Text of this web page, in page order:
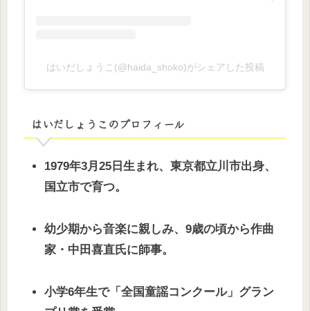
はいだしょうこ(@haida_shoko)がシェアした投稿
はいだしょうこのプロフィール
1979年3月25日生まれ、東京都立川市出身、
国立市で育つ。
幼少期から音楽に親しみ、9歳の頃から作曲
家・中田喜直氏に師事。
小学6年生で「全国童謡コンクール」グラン